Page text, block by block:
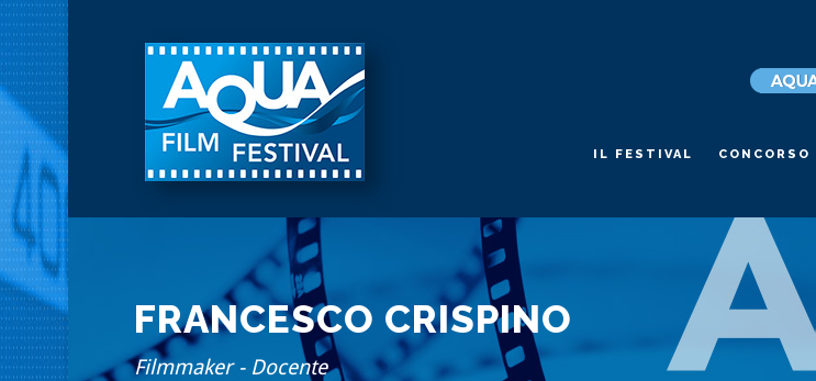
IL FESTIVAL CONCORSO
FRANCESCO CRISPINO
Filmmaker - Docente